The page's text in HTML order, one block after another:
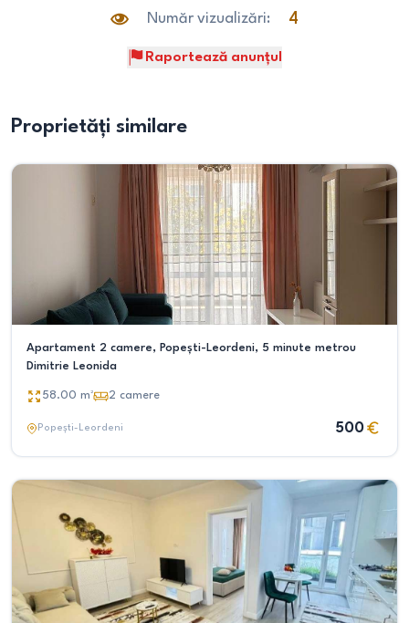
Număr vizualizări: 4
Raportează anunțul
Proprietăți similare
Apartament 2 camere, Popești-Leordeni, 5 minute metrou
Dimitrie Leonida
58.00 m² 2 camere
Popești-Leordeni 500